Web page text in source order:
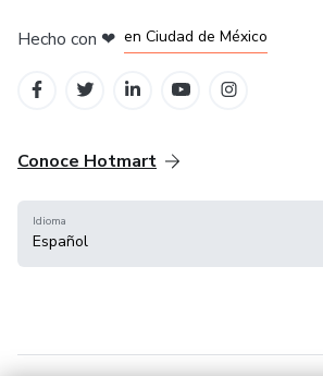
Hecho con ❤ en Ciudad de México
Conoce Hotmart
Idioma
Español